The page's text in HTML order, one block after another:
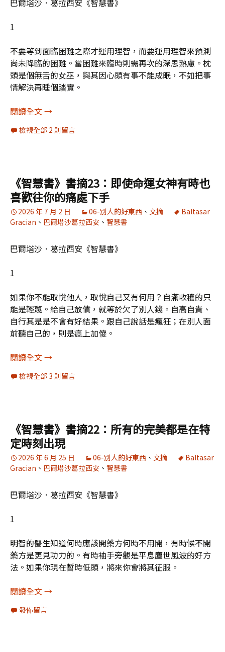
巴爾塔沙．葛拉西安《智慧書》
1
不要等到面臨困難之際才運用理智，而要運用理智來預測
尚未降臨的困難。當困難來臨時則需再次的深思熟慮。枕
頭是個無舌的女巫，與其因心頭有事不能成眠，不如把事
情解決再睡個踏實。
閱讀全文《智慧書》書摘24：用理智預測尚未降臨的困難
→
檢視全部 2 則留言
《智慧書》書摘23：即使命運女神有時也
喜歡往你的痛處下手
2026 年 7 月 2 日 06-別人的好東西 、 文摘
Baltasar
Gracian 、 巴爾塔沙葛拉西安 、 智慧書
巴爾塔沙．葛拉西安《智慧書》
1
如果你不能取悅他人，取悅自己又有何用？自滿收穫的只
能是輕蔑。給自己放債，就等於欠了別人錢。自高自貴、
自行其是是不會有好結果。跟自己說話是瘋狂；在別人面
前聽自己的，則是瘋上加傻。
閱讀全文《智慧書》書摘23：即使命運女神有時也喜歡往你
→
檢視全部 3 則留言
《智慧書》書摘22：所有的完美都是在特
定時刻出現
2026 年 6 月 25 日 06-別人的好東西 、 文摘
Baltasar
Gracian 、 巴爾塔沙葛拉西安 、 智慧書
巴爾塔沙．葛拉西安《智慧書》
1
明智的醫生知道何時應該開藥方何時不用開，有時候不開
藥方是更見功力的。有時袖手旁觀是平息塵世風波的好方
法。如果你現在暫時低頭，將來你會將其征服。
閱讀全文《智慧書》書摘22：所有的完美都是在特定時刻出
→
發佈留言